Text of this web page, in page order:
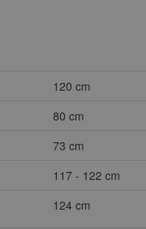
120 cm
80 cm
73 cm
117 - 122 cm
124 cm